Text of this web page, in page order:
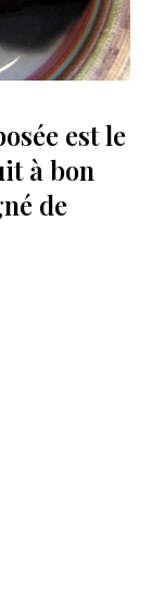
est le
à bon
de